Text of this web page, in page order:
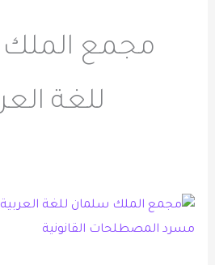
مجمع
للغة
مجمع
الملك